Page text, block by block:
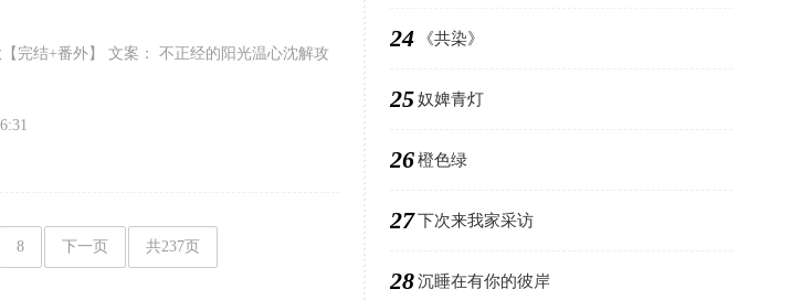
完结+番外】 文案： 不正经的阳光温心沈解攻
8 下一页 共237页
24 《共染》
25奴婢青灯
26橙色绿
27下次来我家采访
28沉睡在有你的彼岸